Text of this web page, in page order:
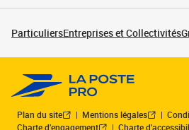
ParticuliersEntreprises et Collectivités
Plan du site Mentions légales
Charte d’engagement
Charte